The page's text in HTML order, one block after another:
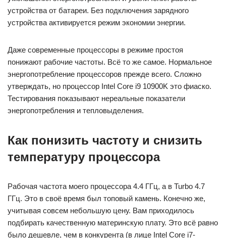
устройства от батареи. Без подключения зарядного
устройства активируется режим экономии энергии.
Даже современные процессоры в режиме простоя
понижают рабочие частоты. Всё то же самое. Нормальное
энергопотребление процессоров прежде всего. Сложно
утверждать, но процессор Intel Core i9 10900K это фиаско.
Тестирования показывают нереальные показатели
энергопотребления и тепловыделения.
Как понизить частоту и снизить
температуру процессора
Рабочая частота моего процессора 4.4 ГГц, а в Turbo 4.7
ГГц. Это в своё время был топовый камень. Конечно же,
учитывая совсем небольшую цену. Вам приходилось
подбирать качественную материнскую плату. Это всё равно
было дешевле, чем в конкурента (в лице Intel Core i7-